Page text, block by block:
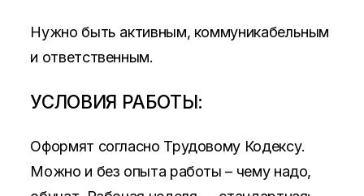
Нужно быть активным, коммуникабельным
и ответственным.
УСЛОВИЯ РАБОТЫ:
Оформят согласно Трудовому Кодексу.
Можно и без опыта работы – чему надо,